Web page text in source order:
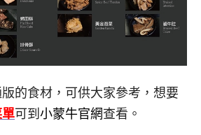
的食材，可供大家參考，想要
可到 小蒙牛官網查看。